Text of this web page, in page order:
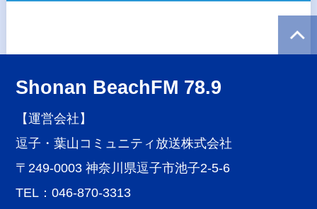
Shonan BeachFM 78.9
【運営会社】
逗子・葉山コミュニティ放送株式会社
〒249-0003 神奈川県逗子市池子2-5-6
TEL：046-870-3313